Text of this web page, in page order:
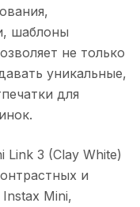
шаблоны
не только
уникальные,
для
Link 3 (Clay White)
и
Mini,